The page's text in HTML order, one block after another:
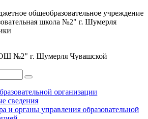
общеобразовательное учреждение
школа №2" г. Шумерля
организации
сведения
и органы управления образовательной